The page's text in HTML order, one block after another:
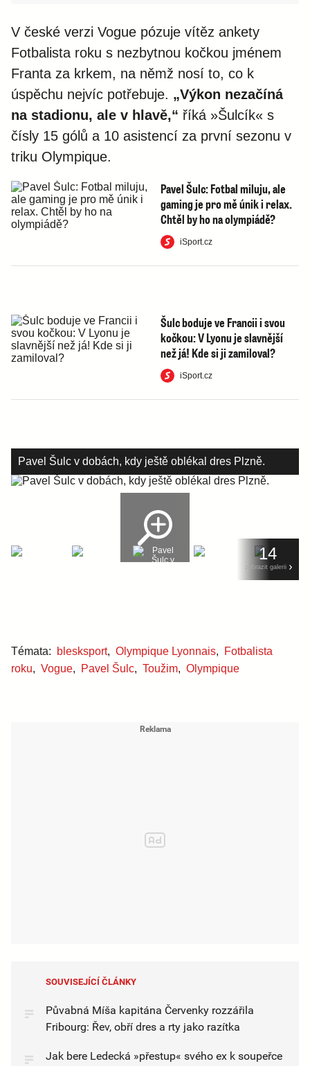
V české verzi Vogue pózuje vítěz ankety
Fotbalista roku s nezbytnou kočkou jménem
Franta za krkem, na němž nosí to, co k
úspěchu nejvíc potřebuje. „Výkon nezačíná
na stadionu, ale v hlavě,“ říká »Šulcík« s
čísly 15 gólů a 10 asistencí za první sezonu v
triku Olympique.
Pavel Šulc: Fotbal miluju, ale
gaming je pro mě únik i relax.
Chtěl by ho na olympiádě?
iSport.cz
Šulc boduje ve Francii i svou
kočkou: V Lyonu je slavnější
než já! Kde si ji zamiloval?
iSport.cz
Pavel Šulc v dobách, kdy ještě oblékal dres Plzně.
14
zobrazit galerii
Témata: blesksport, Olympique Lyonnais,
Fotbalista
roku, Vogue, Pavel Šulc, Toužim, Olympique
SOUVISEJÍCÍ ČLÁNKY
Půvabná Míša kapitána Červenky rozzářila
Fribourg: Řev, obří dres a rty jako razítka
Jak bere Ledecká »přestup« svého ex k soupeřce